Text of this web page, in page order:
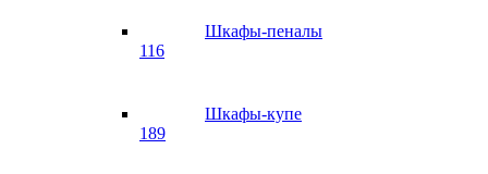
Шкафы-пеналы
116
Шкафы-купе
189